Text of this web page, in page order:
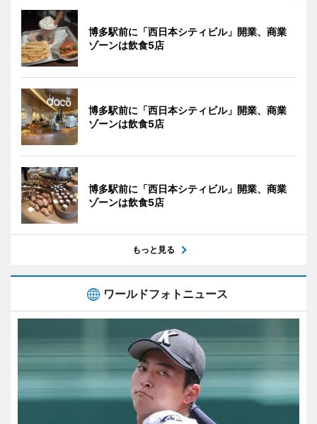
博多駅前に「西日本シティビル」開業、商業
ゾーンは飲食5店
博多駅前に「西日本シティビル」開業、商業
ゾーンは飲食5店
博多駅前に「西日本シティビル」開業、商業
ゾーンは飲食5店
もっと見る
ワールドフォトニュース